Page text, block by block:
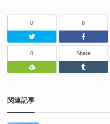
0
Twitter
0
0
Feedly
Share
関連記事